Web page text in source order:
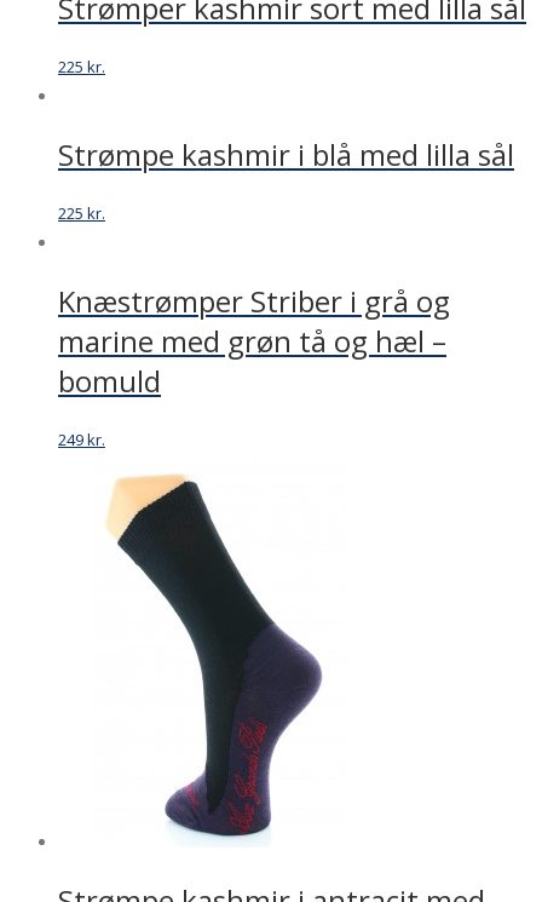
Strømper kashmir sort med lilla sål
225 kr.
Strømpe kashmir i blå med lilla sål
225 kr.
Knæstrømper Striber i grå og
marine med grøn tå og hæl –
bomuld
249kr.